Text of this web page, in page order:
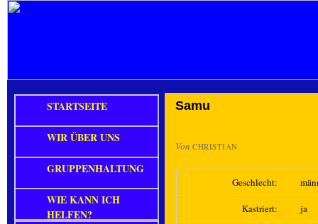
Samu
Von CHRISTIAN
Geschlecht:
Kastriert: ja
STARTSEITE
WIR ÜBER UNS
GRUPPENHALTUNG
WIE KANN ICH
HELFEN?